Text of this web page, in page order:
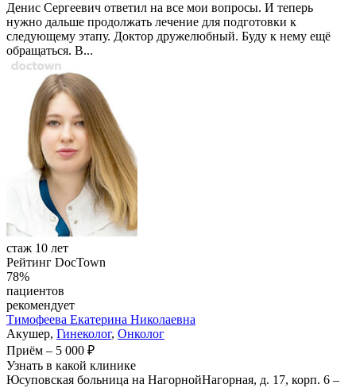
Денис Сергеевич ответил на все мои вопросы. И теперь
нужно дальше продолжать лечение для подготовки к
следующему этапу. Доктор дружелюбный. Буду к нему ещё
обращаться. В...
стаж 10 лет
Рейтинг DocTown
78%
пациентов
рекомендует
Тимофеева Екатерина Николаевна
Акушер, Гинеколог, Онколог
Приём – 5 000 ₽
Узнать в какой клинике
Юсуповская больница на НагорнойНагорная, д. 17, корп. 6 –